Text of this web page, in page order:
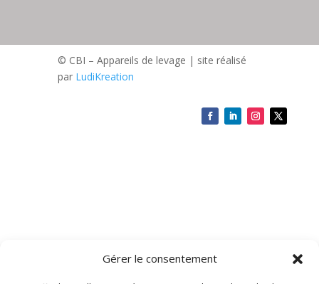
Gérer le consentement
© CBI – Appareils de levage | site réalisé
par LudiKreation